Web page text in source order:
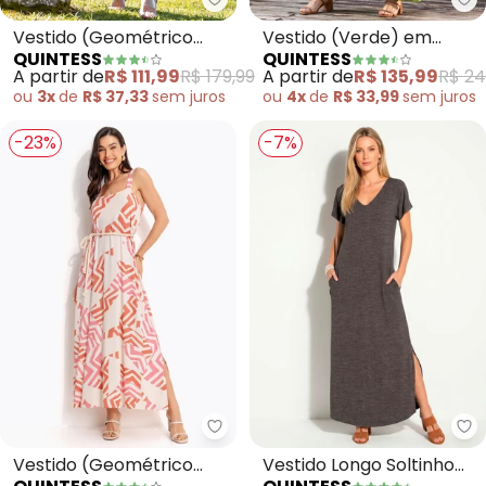
Quintess - Vestido
Vestido (Geométrico
Bicolor) em Malha Fria
QUINTESS
A partir deR$ 111,99R$ 179,99
ou 3xde R$ 37,33sem juros
Vestido (Verde) em
Viscose Plana
QUINTESS
A partir deR$ 135,99R$
ou 4xde R$ 33,99sem juros
-23%
Quintess - Vestido
Vestido (Geométrico
-7%
Vestido Longo Soltinho